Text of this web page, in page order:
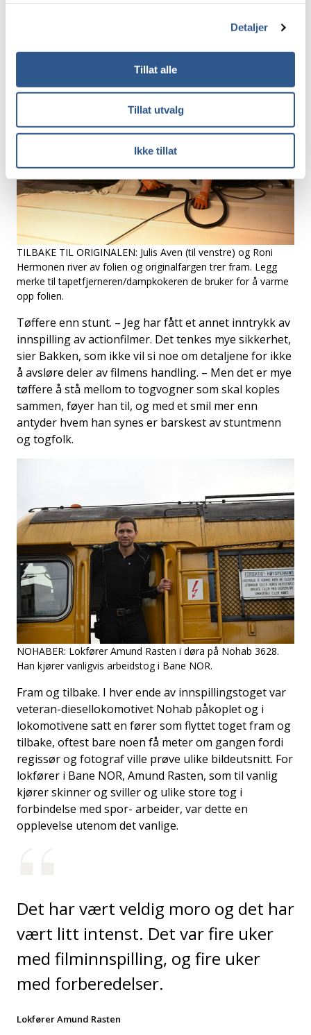
Detaljer
Tillat alle
Tillat utvalg
Ikke tillat
som rutekontor, togleder, TXP Raumabanen,
jernbanetilsynet, Spordrift, VY og SJ, også virkelig
TILBAKE TIL ORIGINALEN: Julis Aven (til venstre) og Roni
Hermonen river av folien og originalfargen trer fram. Legg
merke til tapetfjerneren/dampkokeren de bruker for å varme
opp folien.
Tøffere enn stunt. – Jeg har fått et annet inntrykk av
innspilling av actionfilmer. Det tenkes mye sikkerhet,
sier Bakken, som ikke vil si noe om detaljene for ikke
å avsløre deler av filmens handling. – Men det er mye
tøffere å stå mellom to togvogner som skal koples
sammen, føyer han til, og med et smil mer enn
antyder hvem han synes er barskest av stuntmenn
og togfolk.
NOHABER: Lokfører Amund Rasten i døra på Nohab 3628.
Han kjører vanligvis arbeidstog i Bane NOR.
Fram og tilbake. I hver ende av innspillingstoget var
veteran-diesellokomotivet Nohab påkoplet og i
lokomotivene satt en fører som flyttet toget fram og
tilbake, oftest bare noen få meter om gangen fordi
regissør og fotograf ville prøve ulike bildeutsnitt. For
lokfører i Bane NOR, Amund Rasten, som til vanlig
kjører skinner og sviller og ulike store tog i
forbindelse med spor- arbeider, var dette en
opplevelse utenom det vanlige.
Det har vært veldig moro og det har
vært litt intenst. Det var fire uker
med filminnspilling, og fire uker
med forberedelser.
Lokfører Amund Rasten